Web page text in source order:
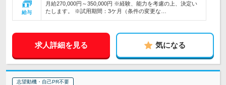
給与
月給270,000円～350,000円 ※経験、能力を考慮の上、決定い
たします。 ※試用期間：3ケ月（条件の変更な…
求人詳細を見る 気になる
志望動機・自己PR不要